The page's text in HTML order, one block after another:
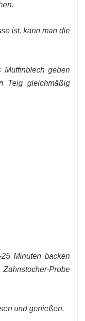
ist, kann man die
Muffinblech geben
Teig gleichmäßig
Minuten backen
Probe
und genießen.